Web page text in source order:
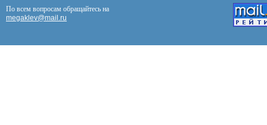
По всем вопросам обращайтесь на
megaklev@mail.ru